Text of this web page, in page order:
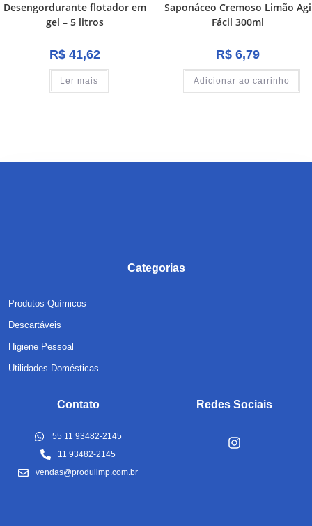
Desengordurante flotador em
gel – 5 litros
R$41,62
Ler mais
Saponáceo Cremoso Limão Agi
Fácil 300ml
R$6,79
Adicionar ao carrinho
Categorias
Produtos Químicos
Descartáveis
Higiene Pessoal
Utilidades Domésticas
Contato
55 11 93482-2145
11 93482-2145
vendas@produlimp.com.br
Redes Sociais